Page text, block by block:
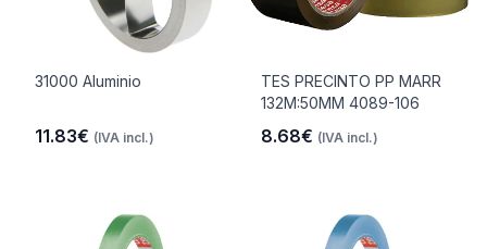
31000 Aluminio
11.83€ (IVA incl.)
TES PRECINTO PP MARR
132M:50MM 4089-106
8.68€ (IVA incl.)